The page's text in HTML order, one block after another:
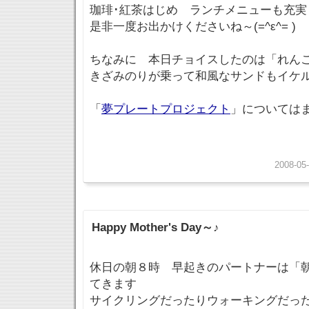
珈琲･紅茶はじめ ランチメニューも充実
是非一度お出かけくださいね～(=^ε^= )
ちなみに 本日チョイスしたのは「れん
きざみのりが乗って和風なサンドもイケ
「 夢プレートプロジェクト 」については
2008-
Happy Mother's Day～♪
休日の朝８時 早起きのパートナーは「
てきます
サイクリングだったりウォーキングだっ